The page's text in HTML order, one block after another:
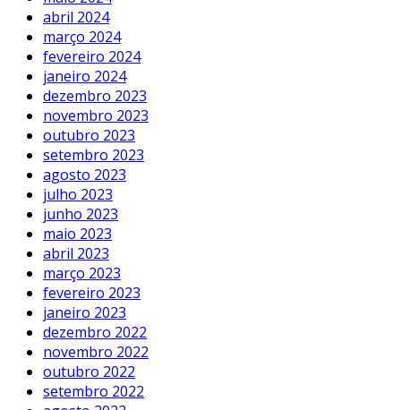
abril 2024
março 2024
fevereiro 2024
janeiro 2024
dezembro 2023
novembro 2023
outubro 2023
setembro 2023
agosto 2023
julho 2023
junho 2023
maio 2023
abril 2023
março 2023
fevereiro 2023
janeiro 2023
dezembro 2022
novembro 2022
outubro 2022
setembro 2022